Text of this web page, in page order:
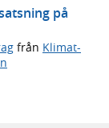
på
från Klimat-